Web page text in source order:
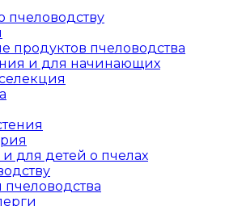
пчеловодству
продуктов пчеловодства
и для начинающих
для детей о пчелах